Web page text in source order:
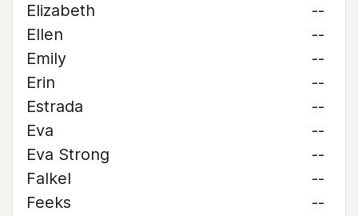
Elizabeth
--
Ellen
--
Emily
--
Erin
--
Estrada
--
Eva
--
Eva Strong
--
Falkel
--
Feeks
--